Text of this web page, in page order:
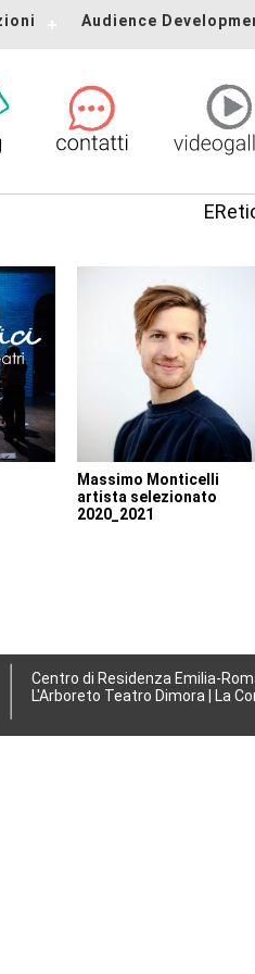
Audience
Massimo Monticelli
artista selezionato
2020_2021
Centro di Residenza Emilia-
L'Arboreto Teatro Dimora | La